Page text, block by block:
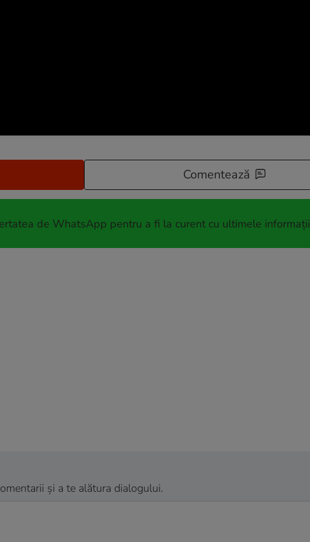
Comentează
de WhatsApp pentru a fi la curent cu ultimele informații
și a te alătura dialogului.